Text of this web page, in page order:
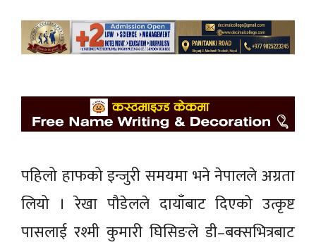
पहिलो हाफको इन्जुरी समयमा भने नेपालले अग्रता
लियो । रेखा पौडेलले दायाँबाट दिएको उत्कृष्ट
पासलाई रश्मी कुमारी घिसिङले डी–बक्सभित्रबाट